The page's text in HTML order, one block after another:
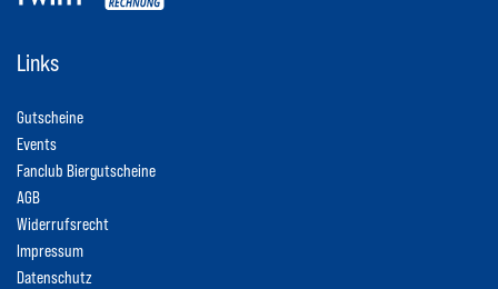
Links
Gutscheine
Events
Fanclub Biergutscheine
AGB
Widerrufsrecht
Impressum
Datenschutz